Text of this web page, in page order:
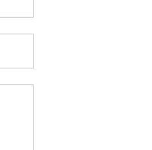
electrónico
*
de
teléfono